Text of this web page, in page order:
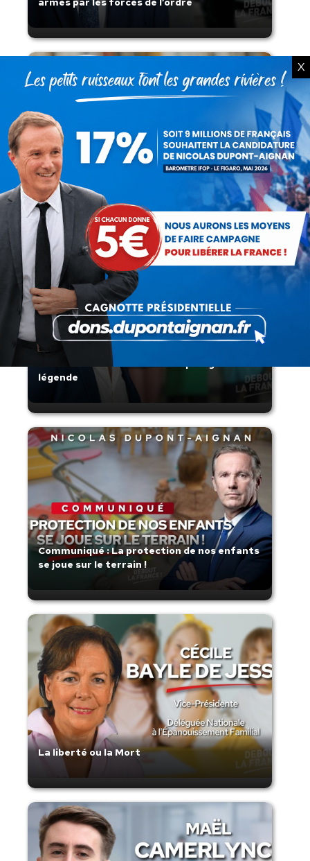
Lorsque tout flambe et que l’État
s’affaisse.
Zinedine Zidane, le retour du héros : la
France confie son destin à sa plus grande
légende
Communiqué : La protection de nos enfants
se joue sur le terrain !
La liberté ou la Mort
X